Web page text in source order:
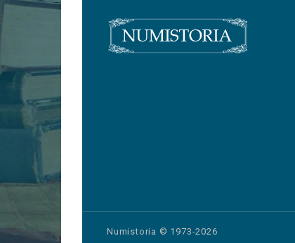
Numistoria © 1973-2026